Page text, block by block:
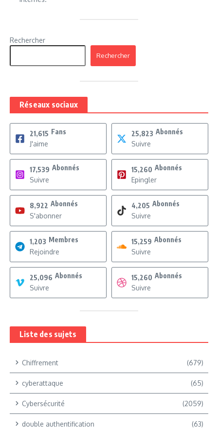
Rechercher
Rechercher
Réseaux sociaux
21,615 Fans
J'aime
25,823 Abonnés
Suivre
17,539 Abonnés
Suivre
15,260 Abonnés
Epingler
8,922 Abonnés
S'abonner
4,205 Abonnés
Suivre
1,203 Membres
Rejoindre
15,259 Abonnés
Suivre
25,096 Abonnés
Suivre
15,260 Abonnés
Suivre
Liste des sujets
Chiffrement (679)
cyberattaque (65)
Cybersécurité (2059)
double authentification (63)